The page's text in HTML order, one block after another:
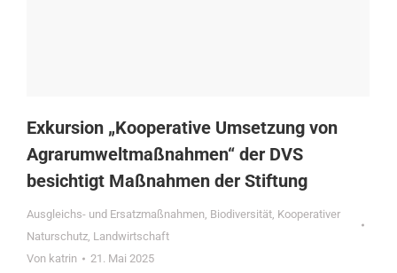
Exkursion „Kooperative Umsetzung von
Agrarumweltmaßnahmen“ der DVS
besichtigt Maßnahmen der Stiftung
Ausgleichs- und Ersatzmaßnahmen, Biodiversität, Kooperativer
Naturschutz, Landwirtschaft
Von katrin 21. Mai 2025